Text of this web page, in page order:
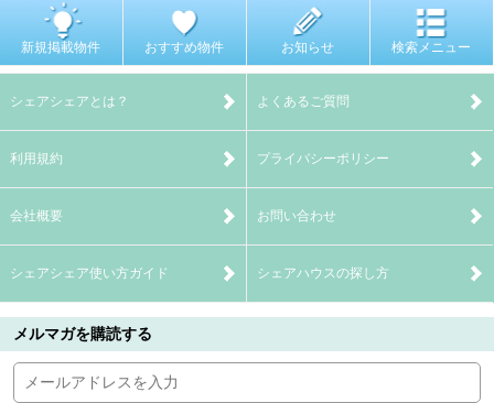
新規掲載物件 おすすめ物件 お知らせ 検索メニュー
シェアシェアとは？ よくあるご質問
利用規約 プライバシーポリシー
会社概要 お問い合わせ
シェアシェア使い方ガイド シェアハウスの探し方
メルマガを購読する